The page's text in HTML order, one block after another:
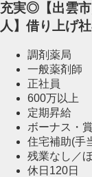
充実◎【出雲
人】借り上げ
調剤薬局
一般薬剤師
正社員
600万以上
定期昇給
ボーナス・
住宅補助(手
残業なし／
休日120日